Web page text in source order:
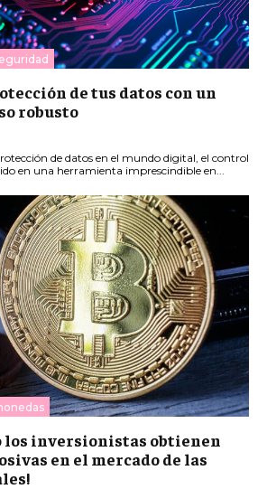
de tus datos con un
robusto
de datos en el mundo digital, el control
en una herramienta imprescindible en...
los inversionistas obtienen
en el mercado de las